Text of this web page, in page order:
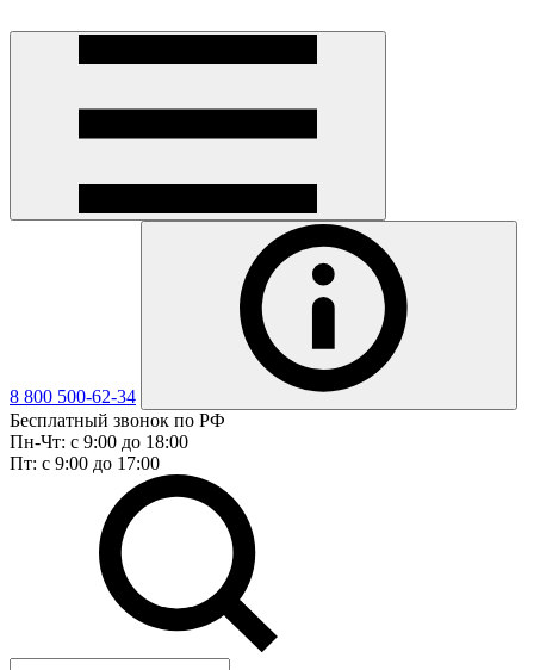
8 800 500-62-34
Бесплатный звонок по РФ
Пн-Чт: с 9:00 до 18:00
Пт: с 9:00 до 17:00